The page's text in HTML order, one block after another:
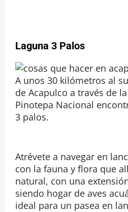
Laguna 3 Palos
A unos 30 kilómetros al
de Acapulco a través de
Pinotepa Nacional
3 palos.
Atrévete a navegar en
con la fauna y flora que
natural, con una
siendo hogar de aves
ideal para un pasea en